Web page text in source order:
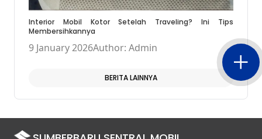
Interior Mobil Kotor Setelah Traveling? Ini Tips
Membersihkannya
9 January 2026Author: Admin
BERITA LAINNYA